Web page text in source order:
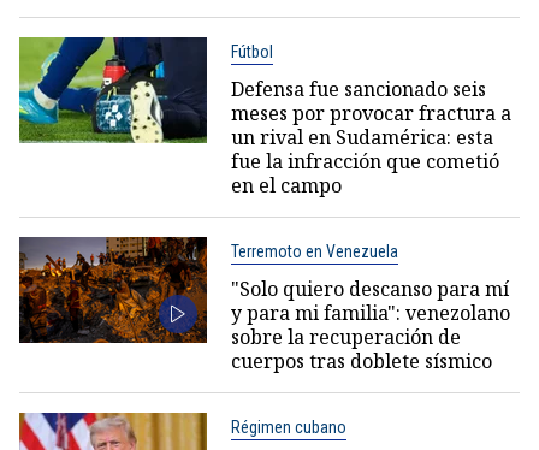
Fútbol
Defensa fue sancionado seis
meses por provocar fractura a
un rival en Sudamérica: esta
fue la infracción que cometió
en el campo
Terremoto en Venezuela
"Solo quiero descanso para mí
y para mi familia": venezolano
sobre la recuperación de
cuerpos tras doblete sísmico
Régimen cubano